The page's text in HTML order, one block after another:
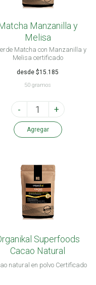
Manzanilla y
Melisa
Matcha con Manzanilla y
Melisa certificado
desde $15.185
50 gramos
- +
Agregar
Superfoods
Cacao Natural
natural en polvo Certificado